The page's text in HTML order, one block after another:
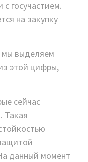
госучастием.
на закупку
мы выделяем
этой цифры,
сейчас
Такая
данный момент